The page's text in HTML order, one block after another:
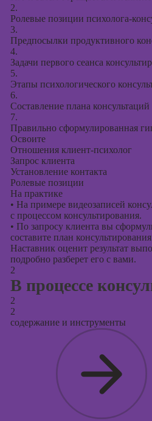
2.
Ролевые позиции психолога-
3.
Предпосылки продуктивного
4.
Задачи первого сеанса
5.
Этапы психологического
6.
Составление плана консультаций
7.
Правильно сформулированная
Освоите
Отношения клиент-психолог
Запрос клиента
Установление контакта
Ролевые позиции
На практике
• На примере видеозаписей
с процессом консультирования.
• По запросу клиента вы
составите план
Наставник оценит результат
подробно разберет его с вами.
2
В процессе
2
2
содержание и инструменты